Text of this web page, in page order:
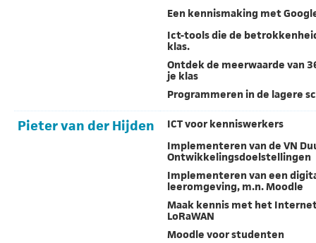
Een kennismaking met
Ict-tools die de
klas.
Ontdek de meerwaarde van
je klas
Programmeren in de lagere
Pieter van der Hijden
ICT voor kenniswerkers
Implementeren van de VN
Ontwikkelingsdoelstellingen
Implementeren van een
leeromgeving, m.n. Moodle
Maak kennis met het
LoRaWAN
Moodle voor studenten